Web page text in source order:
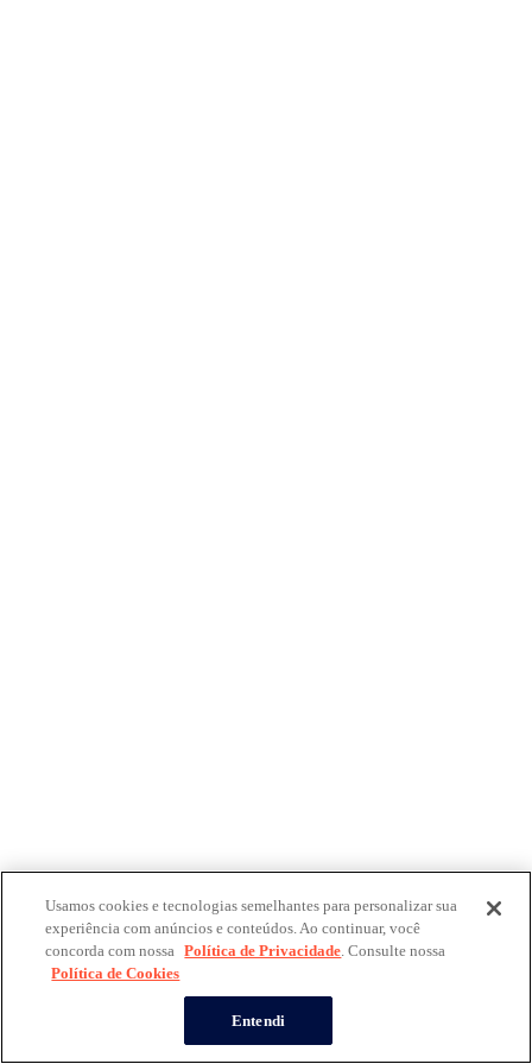
Usamos cookies e tecnologias semelhantes para personalizar sua
experiência com anúncios e conteúdos. Ao continuar, você
concorda com nossa Política de Privacidade. Consulte nossa
Política de Cookies
Entendi